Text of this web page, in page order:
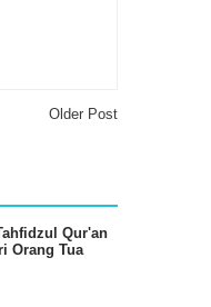
Older Post
Qur'an
Orang Tua